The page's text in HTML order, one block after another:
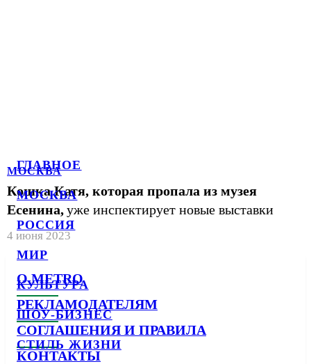
ГЛАВНОЕ
МОСКВА
РОССИЯ
МИР
КУЛЬТУРА
ШОУ-БИЗНЕС
СТИЛЬ ЖИЗНИ
МОСКВА
Кошка Катя, которая пропала из музея
Есенина,уже инспектирует новые выставки
4 июня 2023
О METRO
РЕКЛАМОДАТЕЛЯМ
СОГЛАШЕНИЯ И ПРАВИЛА
КОНТАКТЫ